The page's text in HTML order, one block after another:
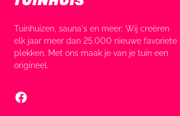
Tuinhuizen, sauna's en meer: Wij creëren
elk jaar meer dan 25.000 nieuwe favoriete
plekken. Met ons maak je van je tuin een
origineel.